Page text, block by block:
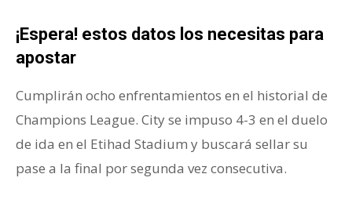
¡Espera! estos datos los necesitas para
apostar
Cumplirán ocho enfrentamientos en el historial de
Champions League. City se impuso 4-3 en el duelo
de ida en el Etihad Stadium y buscará sellar su
pase a la final por segunda vez consecutiva.